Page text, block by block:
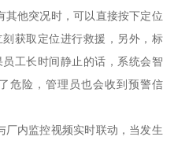
其他突况时，可以直接按下定位
获取定位进行救援，另外，标
工长时间静止的话，系统会智
危险，管理员也会收到预警信
厂内监控视频实时联动，当发生